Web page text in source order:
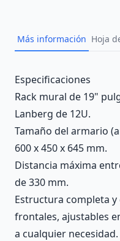
Más información Hoja
Description
Especificaciones
Rack mural de 19"
Lanberg de 12U.
Tamaño del armario
600 x 450 x 645 mm.
Distancia máxima
de 330 mm.
Estructura completa y
frontales, ajustables
a cualquier necesidad.